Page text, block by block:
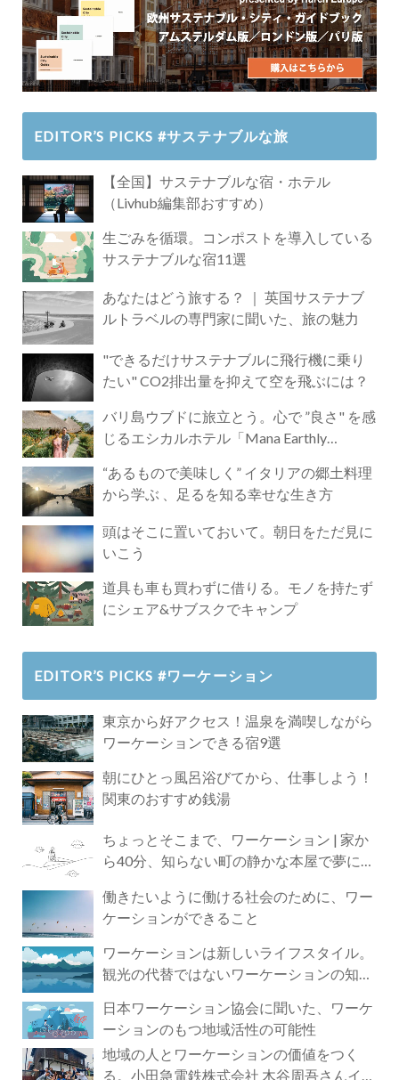
EDITOR’S PICKS #サステナブルな旅
【全国】サステナブルな宿・ホテル
（Livhub編集部おすすめ）
生ごみを循環。コンポストを導入している
サステナブルな宿11選
あなたはどう旅する？ ｜ 英国サステナブ
ルトラベルの専門家に聞いた、旅の魅力
"できるだけサステナブルに飛行機に乗り
たい" CO2排出量を抑えて空を飛ぶには？
バリ島ウブドに旅立とう。心で ”良さ" を感
じるエシカルホテル「Mana Earthly
“あるもので美味しく” イタリアの郷土料理
から学ぶ 、足るを知る幸せな生き方
頭はそこに置いておいて。朝日をただ見に
いこう
道具も車も買わずに借りる。モノを持たず
にシェア&サブスクでキャンプ
EDITOR’S PICKS #ワーケーション
東京から好アクセス！温泉を満喫しながら
ワーケーションできる宿9選
朝にひとっ風呂浴びてから、仕事しよう！
関東のおすすめ銭湯
ちょっとそこまで、ワーケーション | 家か
ら40分、知らない町の静かな本屋で夢に近
働きたいように働ける社会のために、ワー
ケーションができること
ワーケーションは新しいライフスタイル。
観光の代替ではないワーケーションの知ら
日本ワーケーション協会に聞いた、ワーケ
ーションのもつ地域活性の可能性
地域の人とワーケーションの価値をつく
る。小田急電鉄株式会社 木谷周吾さんイン